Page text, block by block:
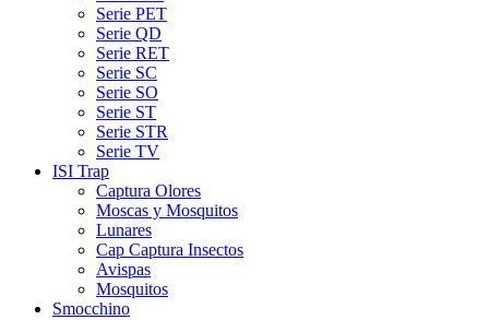
Serie PET
Serie QD
Serie RET
Serie SC
Serie SO
Serie ST
Serie STR
Serie TV
ISI Trap
Captura Olores
Moscas y Mosquitos
Lunares
Cap Captura Insectos
Avispas
Mosquitos
Smocchino